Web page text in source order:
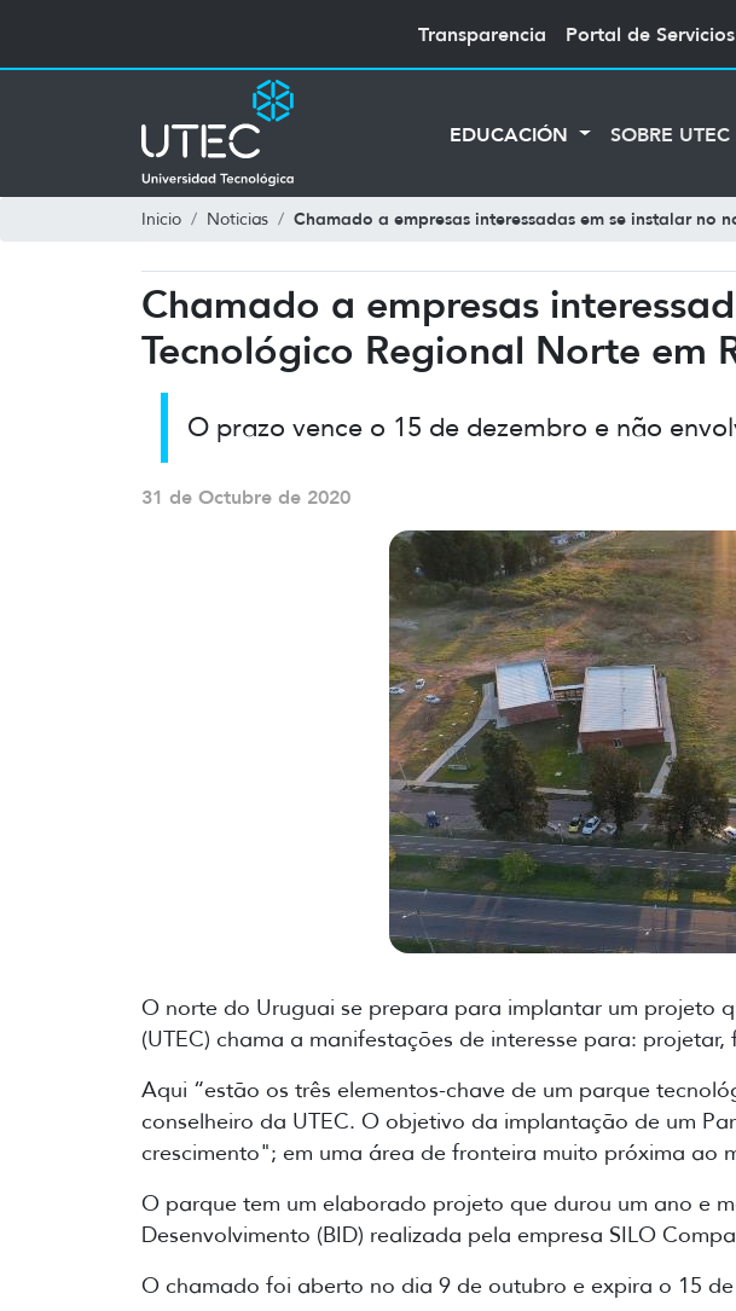
Transparencia Portal de Servicios
EDUCACIÓN SOBRE UTEC
Inicio Noticias Chamado a empresas interessadas em se instalar no
Chamado a empresas
Tecnológico Regional Norte em
O prazo vence o 15 de dezembro e não
31 de Octubre de 2020
O norte do Uruguai se prepara para implantar um projeto
(UTEC) chama a manifestações de interesse para:
Aqui “estão os três elementos-chave de um parque
conselheiro da UTEC. O objetivo da implantação de um
crescimento"; em uma área de fronteira muito próxima ao
O parque tem um elaborado projeto que durou um ano e
Desenvolvimento (BID) realizada pela empresa SILO
O chamado foi aberto no dia 9 de outubro e expira o 15